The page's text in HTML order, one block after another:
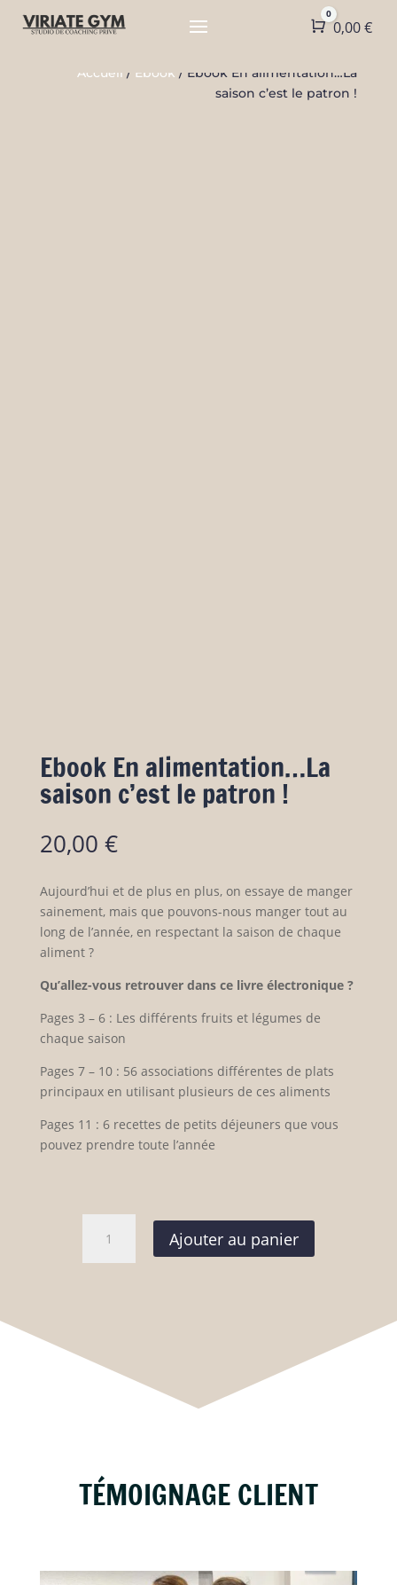
Panier
0
0,00€
Accueil / Ebook / Ebook En alimentation…La
saison c’est le patron !
Ebook En alimentation…La
saison c’est le patron !
20,00 €
Aujourd’hui et de plus en plus, on essaye de manger
sainement, mais que pouvons-nous manger tout au
long de l’année, en respectant la saison de chaque
aliment ?
Qu’allez-vous retrouver dans ce livre électronique ?
Pages 3 – 6 : Les différents fruits et légumes de
chaque saison
Pages 7 – 10 : 56 associations différentes de plats
principaux en utilisant plusieurs de ces aliments
Pages 11 : 6 recettes de petits déjeuners que vous
pouvez prendre toute l’année
Ebook
le
Ajouter au panier
TÉMOIGNAGE CLIENT